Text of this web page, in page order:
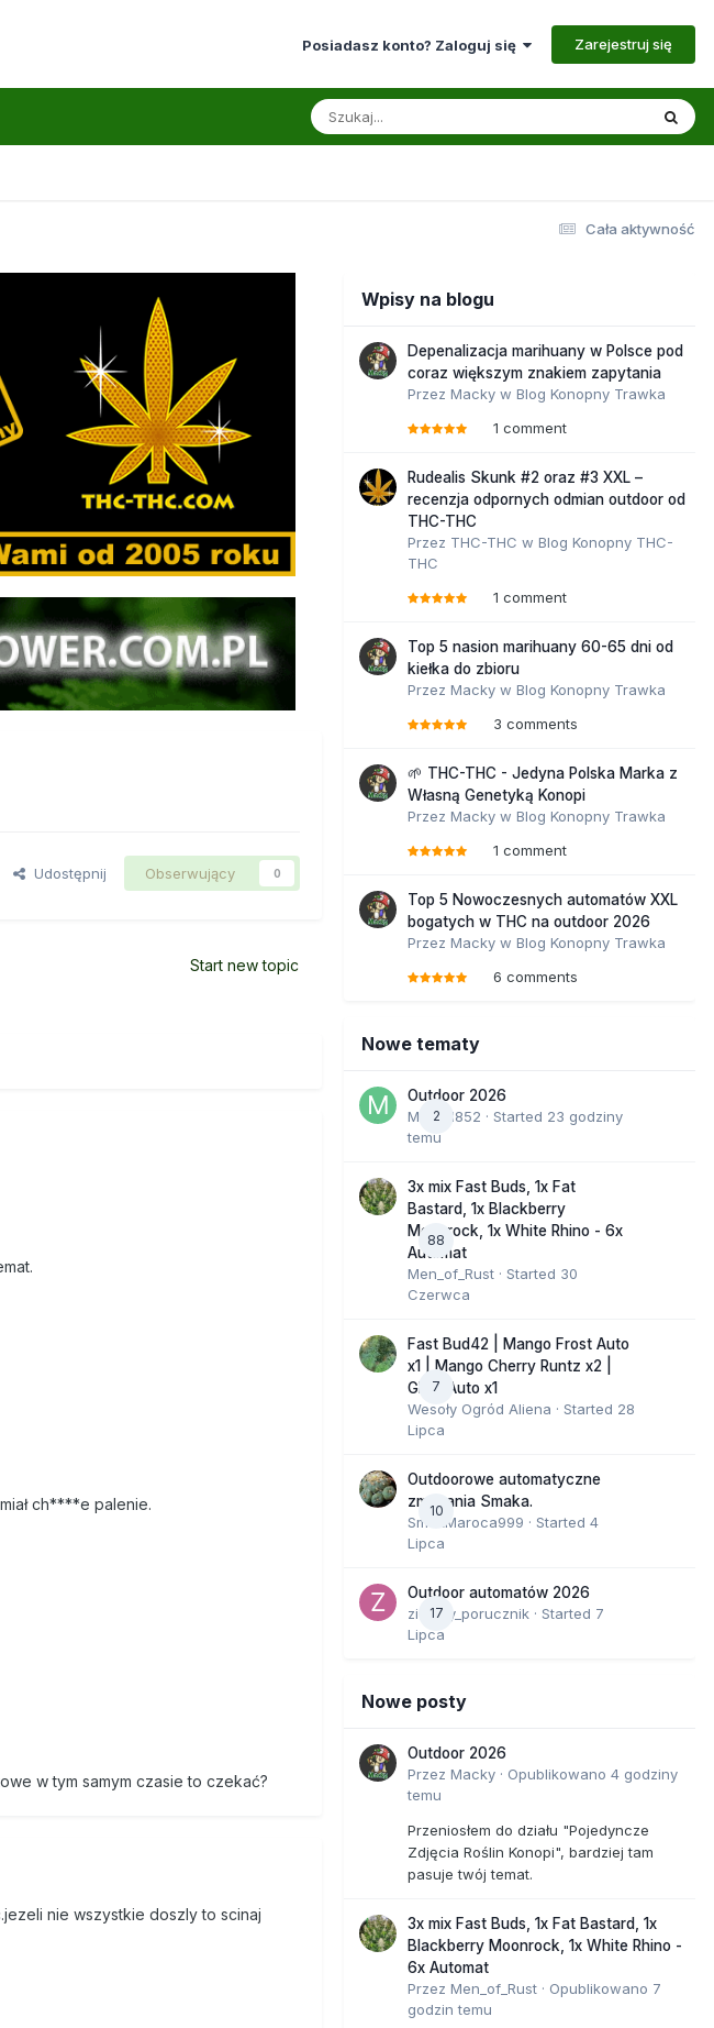
Posiadasz konto? Zaloguj się Zarejestruj się
Cała aktywność
Udostępnij Obserwujący 0
Start new topic
ch****e palenie.
w tym samym czasie to czekać?
nie wszystkie doszly to scinaj
Wpisy na blogu
Depenalizacja marihuany w Polsce pod
coraz większym znakiem zapytania
Przez Macky w Blog Konopny Trawka
1 comment
Rudealis Skunk #2 oraz #3 XXL –
recenzja odpornych odmian outdoor od
THC-THC
Przez THC-THC w Blog Konopny THC-
THC
1 comment
Top 5 nasion marihuany 60-65 dni od
kiełka do zbioru
Przez Macky w Blog Konopny Trawka
3 comments
🌱 THC-THC - Jedyna Polska Marka z
Własną Genetyką Konopi
Przez Macky w Blog Konopny Trawka
1 comment
Top 5 Nowoczesnych automatów XXL
bogatych w THC na outdoor 2026
Przez Macky w Blog Konopny Trawka
6 comments
Nowe tematy
2
Outdoor 2026
Marcel852 · Started 23 godziny
temu
88
3x mix Fast Buds, 1x Fat
Bastard, 1x Blackberry
Moonrock, 1x White Rhino - 6x
Automat
Men_of_Rust · Started 30
Czerwca
7
Fast Bud42 | Mango Frost Auto
x1 | Mango Cherry Runtz x2 |
GMO Auto x1
Wesoły Ogród Aliena · Started 28
Lipca
10
Outdoorowe automatyczne
zmagania Smaka.
SmakMaroca999 · Started 4
Lipca
17
Outdoor automatów 2026
zielony_porucznik · Started 7
Lipca
Nowe posty
Outdoor 2026
Przez Macky · Opublikowano 4 godziny
temu
Przeniosłem do działu "Pojedyncze
Zdjęcia Roślin Konopi", bardziej tam
pasuje twój temat.
3x mix Fast Buds, 1x Fat Bastard, 1x
Blackberry Moonrock, 1x White Rhino -
6x Automat
Przez Men_of_Rust · Opublikowano 7
godzin temu